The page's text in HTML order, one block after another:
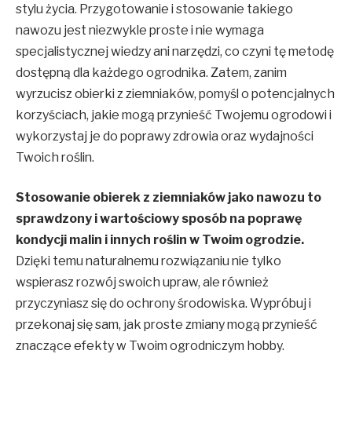
stylu życia. Przygotowanie i stosowanie takiego
nawozu jest niezwykle proste i nie wymaga
specjalistycznej wiedzy ani narzędzi, co czyni tę metodę
dostępną dla każdego ogrodnika. Zatem, zanim
wyrzucisz obierki z ziemniaków, pomyśl o potencjalnych
korzyściach, jakie mogą przynieść Twojemu ogrodowi i
wykorzystaj je do poprawy zdrowia oraz wydajności
Twoich roślin.
Stosowanie obierek z ziemniaków jako nawozu to
sprawdzony i wartościowy sposób na poprawę
kondycji malin i innych roślin w Twoim ogrodzie.
Dzięki temu naturalnemu rozwiązaniu nie tylko
wspierasz rozwój swoich upraw, ale również
przyczyniasz się do ochrony środowiska. Wypróbuj i
przekonaj się sam, jak proste zmiany mogą przynieść
znaczące efekty w Twoim ogrodniczym hobby.